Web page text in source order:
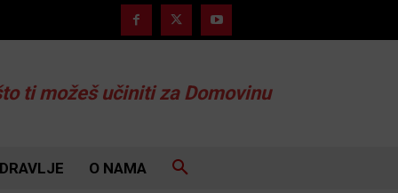
ti možeš učiniti za Domovinu
O NAMA